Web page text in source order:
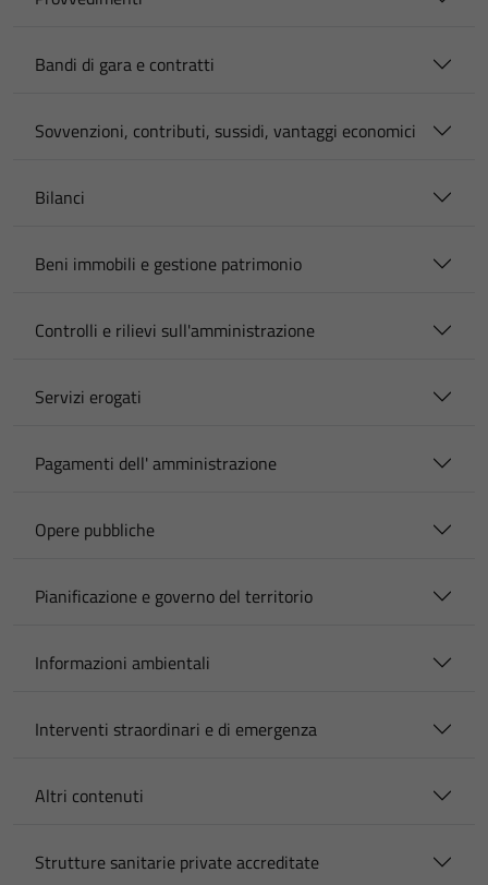
Bandi di gara e contratti
Sovvenzioni, contributi, sussidi, vantaggi economici
Bilanci
Beni immobili e gestione patrimonio
Controlli e rilievi sull'amministrazione
Servizi erogati
Pagamenti dell' amministrazione
Opere pubbliche
Pianificazione e governo del territorio
Informazioni ambientali
Interventi straordinari e di emergenza
Altri contenuti
Strutture sanitarie private accreditate